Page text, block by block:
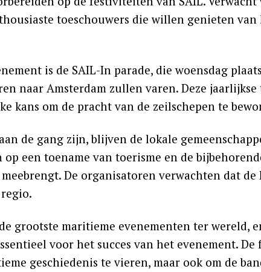
toeschouwers die willen genieten van
is de SAIL-In parade, die woensdag
naar Amsterdam zullen varen. Deze
kans om de pracht van de zeilschepen te
de gang zijn, blijven de lokale
een toename van toerisme en de
De organisatoren verwachten dat de
grootste maritieme evenementen ter wereld,
voor het succes van het evenement.
geschiedenis te vieren, maar ook om de